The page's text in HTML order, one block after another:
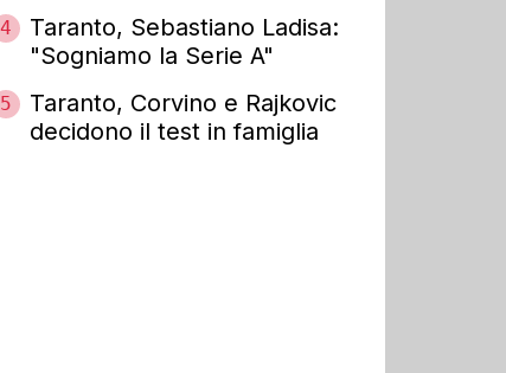
4
Taranto, Sebastiano Ladisa:
"Sogniamo la Serie A"
5
Taranto, Corvino e Rajkovic
decidono il test in famiglia